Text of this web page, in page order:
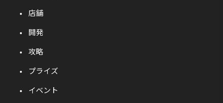
店舗
開発
攻略
プライズ
イベント